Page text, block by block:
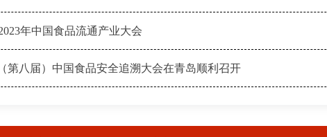
年中国食品流通产业大会
第八届）中国食品安全追溯大会在青岛顺利召开